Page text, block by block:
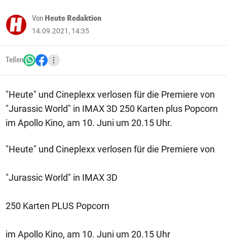
Von Heute Redaktion
14.09.2021, 14:35
Teilen
"Heute" und Cineplexx verlosen für die Premiere von
"Jurassic World" in IMAX 3D 250 Karten plus Popcorn
im Apollo Kino, am 10. Juni um 20.15 Uhr.
"Heute" und Cineplexx verlosen für die Premiere von
"Jurassic World" in IMAX 3D
250 Karten PLUS Popcorn
im Apollo Kino, am 10. Juni um 20.15 Uhr